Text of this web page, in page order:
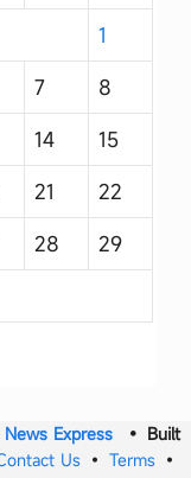
1
7
8
14
15
21
22
28
29
News Express• Built
Us • Terms •